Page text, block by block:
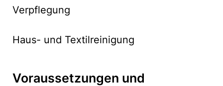
Verpflegung
Haus- und Textilreinigung
Voraussetzungen und